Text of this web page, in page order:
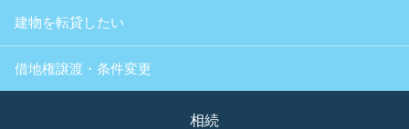
建物を転貸したい
借地権譲渡・条件変更
相続